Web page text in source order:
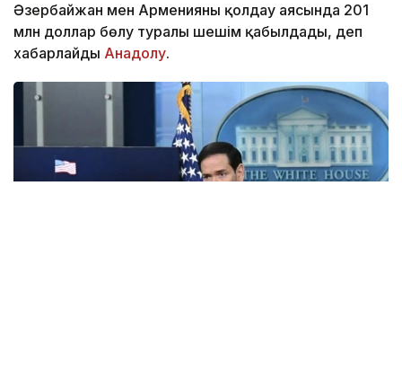
Әзербайжан мен Арменияны қолдау аясында 201
млн доллар бөлу туралы шешім қабылдады, деп
хабарлайды Анадолу.